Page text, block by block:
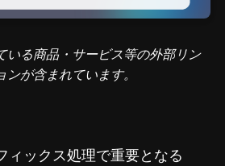
る商品・サービス等の外部リン
が含まれています。
ィックス処理で重要となる